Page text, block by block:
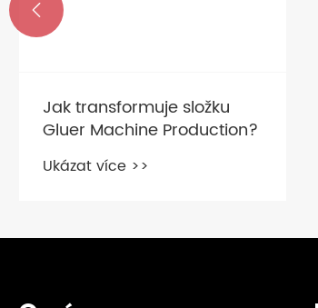
Jak transformuje složku
Gluer Machine Production?
Ukázat více >>
